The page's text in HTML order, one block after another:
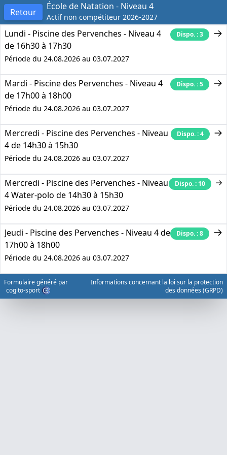
Retour
École de Natation - Niveau 4
Actif non compétiteur 2026-2027
Lundi - Piscine des Pervenches - Niveau 4
de 16h30 à 17h30
Dispo. : 3
Période du 24.08.2026 au 03.07.2027
Mardi - Piscine des Pervenches - Niveau 4
de 17h00 à 18h00
Dispo. : 5
Période du 24.08.2026 au 03.07.2027
Mercredi - Piscine des Pervenches - Niveau
4 de 14h30 à 15h30
Dispo. : 4
Période du 24.08.2026 au 03.07.2027
Mercredi - Piscine des Pervenches - Niveau
4 Water-polo de 14h30 à 15h30
Dispo. : 10
Période du 24.08.2026 au 03.07.2027
Jeudi - Piscine des Pervenches - Niveau 4 de
17h00 à 18h00
Dispo. : 8
Période du 24.08.2026 au 03.07.2027
Formulaire généré par
cogito-sport
Informations concernant la loi sur la protection
des données (GRPD)